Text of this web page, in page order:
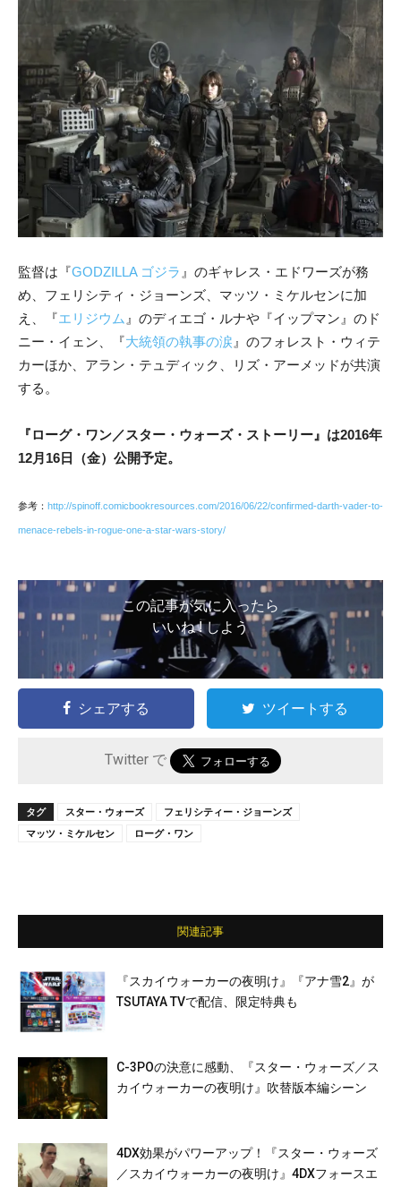
監督は『GODZILLA ゴジラ 』のギャレス・エドワーズが務
め、フェリシティ・ジョーンズ、マッツ・ミケルセンに加
え、『エリジウム 』のディエゴ・ルナや『イップマン』のド
ニー・イェン、『大統領の執事の涙 』のフォレスト・ウィテ
カーほか、アラン・テュディック、リズ・アーメッドが共演
する。
『ローグ・ワン／スター・ウォーズ・ストーリー』は2016年
12月16日（金）公開予定。
参考： http://spinoff.comicbookresources.com/2016/06/22/confirmed-darth-vader-to-
menace-rebels-in-rogue-one-a-star-wars-story/
この記事が気に入ったら
いいね ! しよう
シェアする ツイートする
Twitter で
タグ スター・ウォーズ
フェリシティー・ジョーンズ
マッツ・ミケルセン
ローグ・ワン
関連記事
『スカイウォーカーの夜明け』『アナ雪2』が
TSUTAYA TVで配信、限定特典も
C-3POの決意に感動、『スター・ウォーズ／ス
カイウォーカーの夜明け』吹替版本編シーン
4DX効果がパワーアップ！『スター・ウォーズ
／スカイウォーカーの夜明け』4DXフォースエ